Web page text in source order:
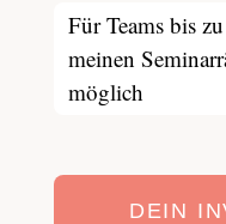
Für Teams bis
meinen
möglich
DEIN